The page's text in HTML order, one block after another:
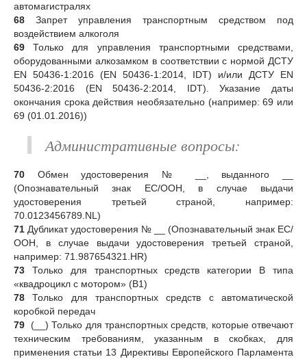
автомагистралях
68
Запрет управления транспортным средством под
воздействием алкоголя
69
Только для управления транспортными средствами,
оборудованными алкозамком в соответствии с нормой ДСТУ
EN 50436-1:2016 (EN 50436-1:2014, IDT) и/или ДСТУ EN
50436-2:2016 (EN 50436-2:2014, IDT). Указание даты
окончания срока действия необязательно (например: 69 или
69 (01.01.2016))
Административные вопросы:
70
Обмен удостоверения № __, выданного __
(Опознавательный знак ЕС/ООН, в случае выдачи
удостоверения третьей страной, например:
70.0123456789.NL)
71 Дубликат удостоверения № __ (Опознавательный знак ЕС/
ООН, в случае выдачи удостоверения третьей страной,
например: 71.987654321.HR)
73
Только для транспортных средств категории В типа
«квадроцикл с мотором» (В1)
78
Только для транспортных средств с автоматической
коробкой передач
79
(__) Только для транспортных средств, которые отвечают
техническим требованиям, указанным в скобках, для
применения статьи 13 Директивы Европейского Парламента